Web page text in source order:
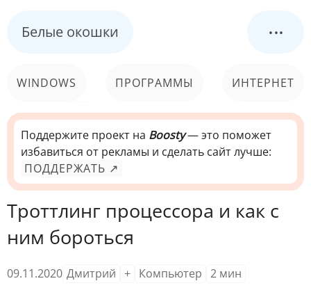
Белые окошки ...
WINDOWS ПРОГРАММЫ ИНТЕРНЕТ
КОМПЬЮТЕР
СИСТЕМА
Поддержите проект на Boosty— это поможет
избавиться от рекламы и сделать сайт лучше:
ПОДДЕРЖАТЬ ↗
Троттлинг процессора и как с
ним бороться
09.11.2020 Дмитрий + Компьютер 2 мин